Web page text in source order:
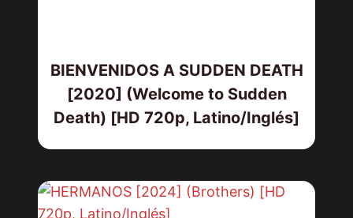
BIENVENIDOS A SUDDEN DEATH
[2020] (Welcome to Sudden
Death) [HD 720p, Latino/Inglés]